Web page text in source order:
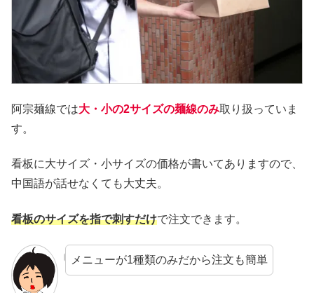
阿宗麺線では大・小の2サイズの麺線のみ取り扱っていま
す。
看板に大サイズ・小サイズの価格が書いてありますので、
中国語が話せなくても大丈夫。
看板のサイズを指で刺すだけで注文できます。
メニューが1種類のみだから注文も簡単